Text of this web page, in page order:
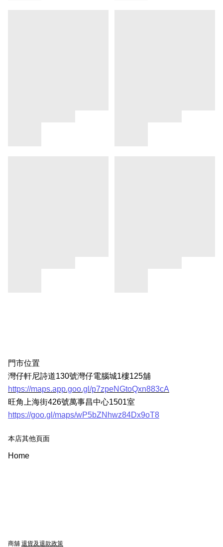
門市位置
灣仔軒尼詩道130號灣仔電腦城1樓125舖
https://maps.app.goo.gl/p7zpeNGtoQxn883cA
旺角上海街426號萬事昌中心1501室
https://goo.gl/maps/wP5bZNhwz84Dx9oT8
本店其他頁面
Home
商舖 退貨及退款政策